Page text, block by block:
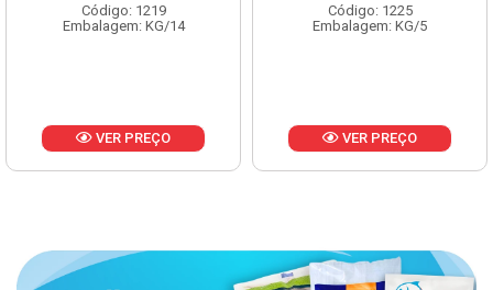
Código: 1219
Embalagem: KG/14
VER PREÇO
Código: 1225
Embalagem: KG/5
VER PREÇO